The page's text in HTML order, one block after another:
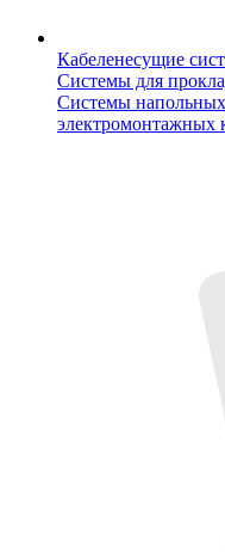
Кабеленесущие
Системы для
Системы
электромонтажных